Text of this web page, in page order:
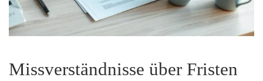
Missverständnisse über Fristen